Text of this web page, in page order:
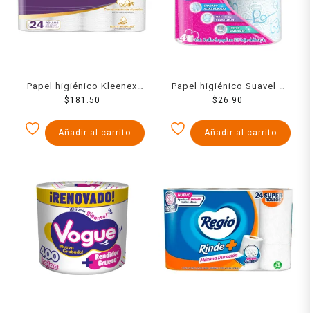
Papel higiénico Kleenex
Cottonelle soft 24 rollos
$181.50
Añadir al carrito
Papel higiénico Suavel 4
rollos de 325 hojas dobles
$ 26.90
Añadir al carrito